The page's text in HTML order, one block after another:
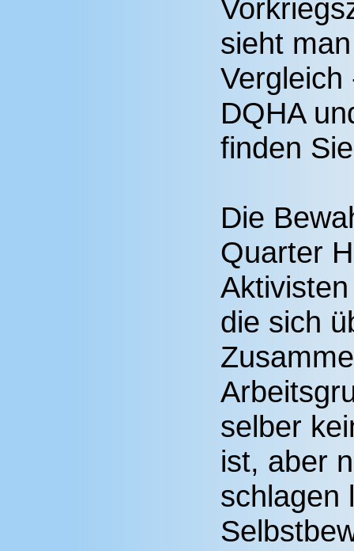
sieht
Vergleich
DQHA
finden
Die
Quarter
die sich
selber
ist, aber
schlagen